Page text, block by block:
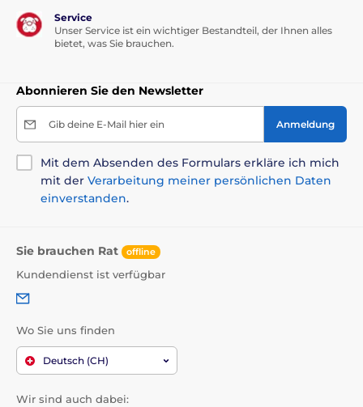
Service
Unser Service ist ein wichtiger Bestandteil, der Ihnen alles
bietet, was Sie brauchen.
Abonnieren Sie den Newsletter
Gib deine E-Mail hier ein Anmeldung
Mit dem Absenden des Formulars erkläre ich mich
mit der Verarbeitung meiner persönlichen Daten
einverstanden.
Sie brauchen Rat offline
Kundendienst ist verfügbar
Wo Sie uns finden
Deutsch (CH)
Wir sind auch dabei: